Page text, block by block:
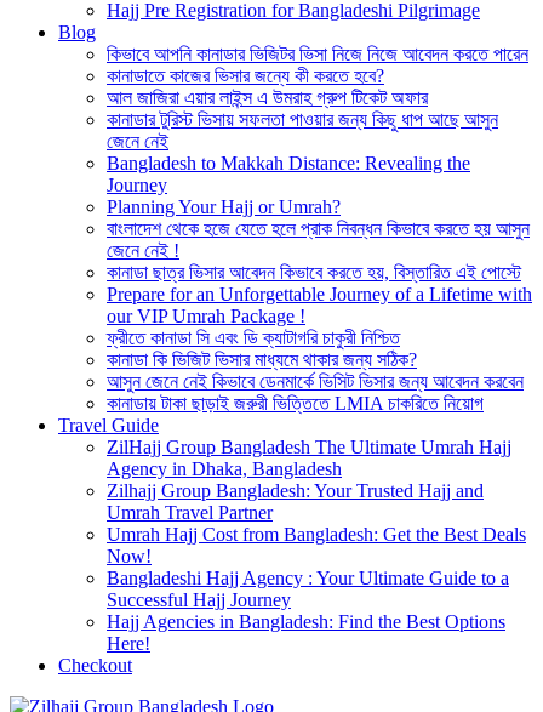
Hajj Pre Registration for Bangladeshi Pilgrimage
Blog
কিভাবে আপনি কানাডার ভিজিটর ভিসা নিজে নিজে আবেদন করতে পারেন
কানাডাতে কাজের ভিসার জন্যে কী করতে হবে?
আল জাজিরা এয়ার লাইন্স এ উমরাহ গ্রুপ টিকেট অফার
কানাডার টুরিস্ট ভিসায় সফলতা পাওয়ার জন্য কিছু ধাপ আছে আসুন
জেনে নেই
Bangladesh to Makkah Distance: Revealing the
Journey
Planning Your Hajj or Umrah?
বাংলাদেশ থেকে হজে যেতে হলে প্রাক নিবন্ধন কিভাবে করতে হয় আসুন
জেনে নেই !
কানাডা ছাত্র ভিসার আবেদন কিভাবে করতে হয়, বিস্তারিত এই পোস্টে
Prepare for an Unforgettable Journey of a Lifetime with
our VIP Umrah Package !
ফ্রীতে কানাডা সি এবং ডি ক্যাটাগরি চাকুরী নিশ্চিত
কানাডা কি ভিজিট ভিসার মাধ্যমে থাকার জন্য সঠিক?
আসুন জেনে নেই কিভাবে ডেনমার্কে ভিসিট ভিসার জন্য আবেদন করবেন
কানাডায় টাকা ছাড়াই জরুরী ভিত্তিতে LMIA চাকরিতে নিয়োগ
Travel Guide
ZilHajj Group Bangladesh The Ultimate Umrah Hajj
Agency in Dhaka, Bangladesh
Zilhajj Group Bangladesh: Your Trusted Hajj and
Umrah Travel Partner
Umrah Hajj Cost from Bangladesh: Get the Best Deals
Now!
Bangladeshi Hajj Agency : Your Ultimate Guide to a
Successful Hajj Journey
Hajj Agencies in Bangladesh: Find the Best Options
Here!
Checkout